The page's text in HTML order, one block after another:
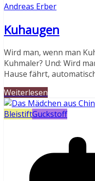
Andreas Erber
Kuhaugen
Wird man, wenn man
Kuhmaler? Und: Wird
Hause fährt,
Weiterlesen
BleistiftGuckstoff